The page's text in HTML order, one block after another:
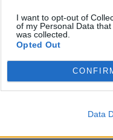
I want to opt-out of
of my Personal Data
was collected.
Opted Out
Data